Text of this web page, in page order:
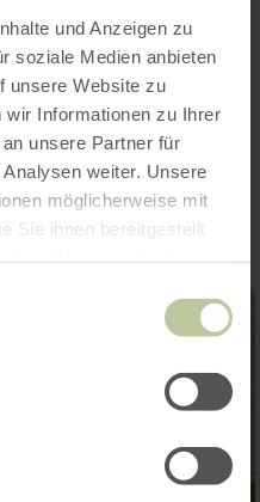
und Anzeigen zu
soziale Medien anbieten
unsere Website zu
wir Informationen zu Ihrer
unsere Partner für
weiter. Unsere
möglicherweise mit
Sie ihnen bereitgestellt